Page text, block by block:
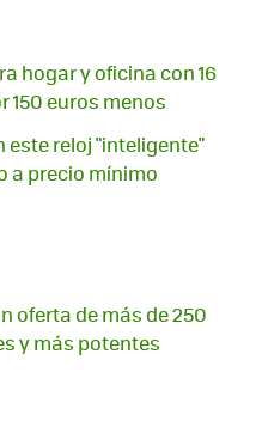
hogar y oficina con 16
150 euros menos
este reloj "inteligente"
a precio mínimo
oferta de más de 250
y más potentes